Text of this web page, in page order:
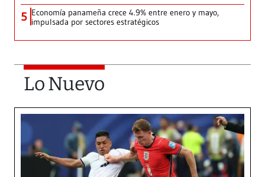
5 Economía panameña crece 4.9% entre enero y mayo,
impulsada por sectores estratégicos
Lo Nuevo